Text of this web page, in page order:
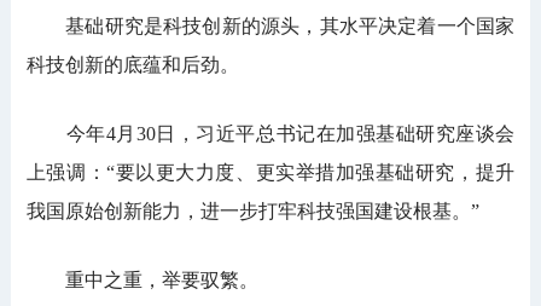
基础研究是科技创新的源头，其水平决定着一个国家
科技创新的底蕴和后劲。
今年4月30日，习近平总书记在加强基础研究座谈会
上强调：“要以更大力度、更实举措加强基础研究，提升
我国原始创新能力，进一步打牢科技强国建设根基。”
重中之重，举要驭繁。